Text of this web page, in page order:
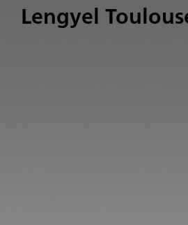
Lengyel